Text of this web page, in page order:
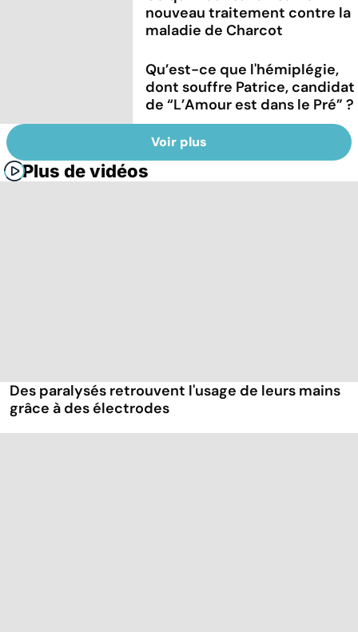
nouveau traitement contre la
maladie de Charcot
Qu’est-ce que l'hémiplégie,
dont souffre Patrice, candidat
de “L’Amour est dans le Pré” ?
Voir plus
Plus de vidéos
Des paralysés retrouvent l'usage de leurs mains
grâce à des électrodes